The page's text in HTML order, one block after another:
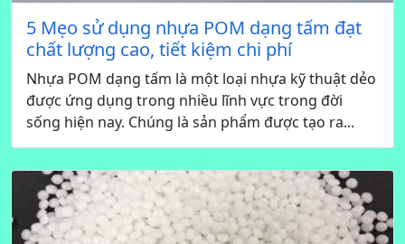
5 Mẹo sử dụng nhựa POM dạng tấm đạt
chất lượng cao, tiết kiệm chi phí
Nhựa POM dạng tấm là một loại nhựa kỹ thuật dẻo
được ứng dụng trong nhiều lĩnh vực trong đời
sống hiện nay. Chúng là sản phẩm được tạo ra...